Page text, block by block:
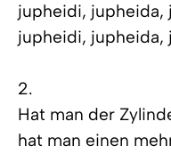
jupheidi, jupheida,
jupheidi, jupheida,
2.
Hat man der
hat man einen